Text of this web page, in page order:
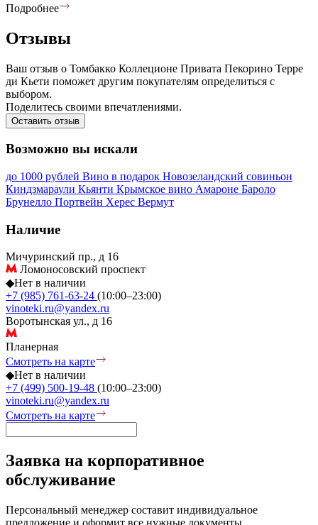
Подробнее
Отзывы
Ваш отзыв о Томбакко Коллеционе Привата Пекорино Терре
ди Кьети поможет другим покупателям определиться с
выбором.
Поделитесь своими впечатлениями.
Оставить отзыв
Возможно вы искали
до 1000 рублей Вино в подарок Новозеландский совиньон
Киндзмараули Кьянти Крымское вино Амароне Бароло
Брунелло Портвейн Херес Вермут
Наличие
Мичуринский пр., д 16
Ломоносовский проспект
◆Нет в наличии
+7 (985) 761-63-24 (10:00–23:00)
vinoteki.ru@yandex.ru
Воротынская ул., д 16
Планерная
Смотреть на карте
◆Нет в наличии
+7 (499) 500-19-48 (10:00–23:00)
vinoteki.ru@yandex.ru
Смотреть на карте
Заявка на корпоративное
обслуживание
Персональный менеджер составит индивидуальное